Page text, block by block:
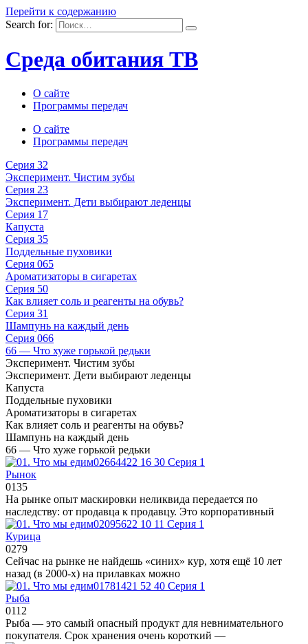
Перейти к содержанию
Search for:
Среда обитания ТВ
О сайте
Программы передач
О сайте
Программы передач
Серия 32
Эксперимент. Чистим зубы
Серия 23
Эксперимент. Дети выбирают леденцы
Серия 17
Капуста
Серия 35
Поддельные пуховики
Серия 065
Ароматизаторы в сигаретах
Серия 50
Как влияет соль и реагенты на обувь?
Серия 31
Шампунь на каждый день
Серия 066
66 — Что хуже горькой редьки
Эксперимент. Чистим зубы
Эксперимент. Дети выбирают леденцы
Капуста
Поддельные пуховики
Ароматизаторы в сигаретах
Как влияет соль и реагенты на обувь?
Шампунь на каждый день
66 — Что хуже горькой редьки
Серия 1
Рынок
0135
На рынке опыт маскировки неликвида передается по
наследству: от продавца к продавцу. Это корпоративный
Серия 1
Курица
0279
Сейчас на рынке не найдешь «синих» кур, хотя ещё 10 лет
назад (в 2000-х) на прилавках можно
Серия 1
Рыба
0112
Рыба — это самый опасный продукт для невнимательного
покупателя. Срок хранения очень короткий —